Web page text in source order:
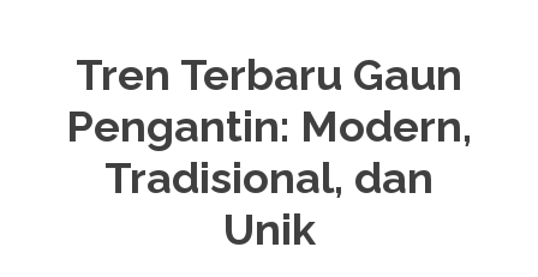
Tren Terbaru Gaun
Pengantin: Modern,
Tradisional, dan
Unik